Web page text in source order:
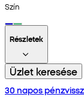
Szín
Részletek
Üzlet keresése
30 napos